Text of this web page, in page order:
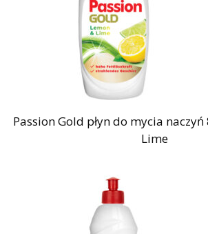
Passion Gold płyn do mycia
Lime